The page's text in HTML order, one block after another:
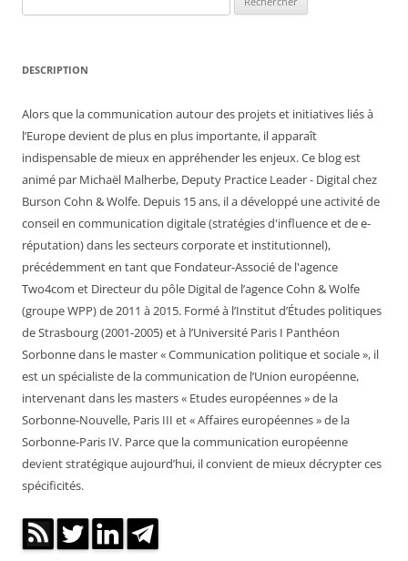
DESCRIPTION
Alors que la communication autour des projets et initiatives liés à
l’Europe devient de plus en plus importante, il apparaît
indispensable de mieux en appréhender les enjeux. Ce blog est
animé par Michaël Malherbe, Deputy Practice Leader - Digital chez
Burson Cohn & Wolfe. Depuis 15 ans, il a développé une activité de
conseil en communication digitale (stratégies d'influence et de e-
réputation) dans les secteurs corporate et institutionnel),
précédemment en tant que Fondateur-Associé de l'agence
Two4com et Directeur du pôle Digital de l’agence Cohn & Wolfe
(groupe WPP) de 2011 à 2015. Formé à l’Institut d’Études politiques
de Strasbourg (2001-2005) et à l’Université Paris I Panthéon
Sorbonne dans le master « Communication politique et sociale », il
est un spécialiste de la communication de l’Union européenne,
intervenant dans les masters « Etudes européennes » de la
Sorbonne-Nouvelle, Paris III et « Affaires européennes » de la
Sorbonne-Paris IV. Parce que la communication européenne
devient stratégique aujourd’hui, il convient de mieux décrypter ces
spécificités.